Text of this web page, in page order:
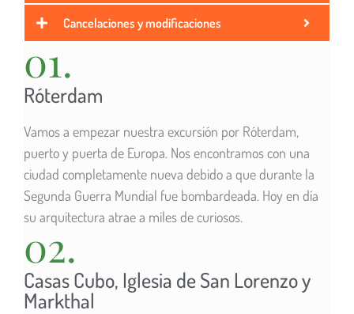
Cancelaciones y modificaciones
01.
Róterdam
Vamos a empezar nuestra excursión por Róterdam,
puerto y puerta de Europa. Nos encontramos con una
ciudad completamente nueva debido a que durante la
Segunda Guerra Mundial fue bombardeada. Hoy en día
su arquitectura atrae a miles de curiosos.
02.
Casas Cubo, Iglesia de San Lorenzo y
Markthal